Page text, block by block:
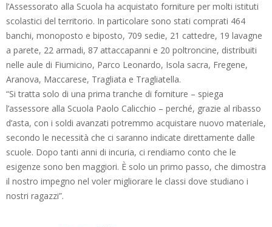
l’Assessorato alla Scuola ha acquistato forniture per molti istituti
scolastici del territorio. In particolare sono stati comprati 464
banchi, monoposto e biposto, 709 sedie, 21 cattedre, 19 lavagne
a parete, 22 armadi, 87 attaccapanni e 20 poltroncine, distribuiti
nelle aule di Fiumicino, Parco Leonardo, Isola sacra, Fregene,
Aranova, Maccarese, Tragliata e Tragliatella.
“Si tratta solo di una prima tranche di forniture – spiega
l’assessore alla Scuola Paolo Calicchio – perché, grazie al ribasso
d’asta, con i soldi avanzati potremmo acquistare nuovo materiale,
secondo le necessità che ci saranno indicate direttamente dalle
scuole. Dopo tanti anni di incuria, ci rendiamo conto che le
esigenze sono ben maggiori. È solo un primo passo, che dimostra
il nostro impegno nel voler migliorare le classi dove studiano i
nostri ragazzi”.